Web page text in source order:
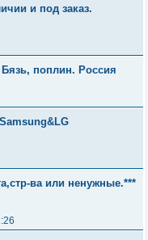
и под заказ.
поплин. Россия
ва или ненужные.***